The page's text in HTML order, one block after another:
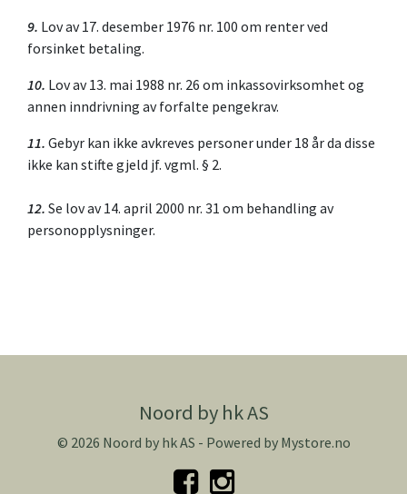
9. Lov av 17. desember 1976 nr. 100 om renter ved
forsinket betaling.
10. Lov av 13. mai 1988 nr. 26 om inkassovirksomhet og
annen inndrivning av forfalte pengekrav.
11. Gebyr kan ikke avkreves personer under 18 år da disse
ikke kan stifte gjeld jf. vgml. § 2.
12. Se lov av 14. april 2000 nr. 31 om behandling av
personopplysninger.
Noord by hk AS
© 2026 Noord by hk AS - Powered by Mystore.no